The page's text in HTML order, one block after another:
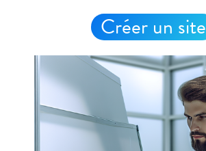
Créer un site